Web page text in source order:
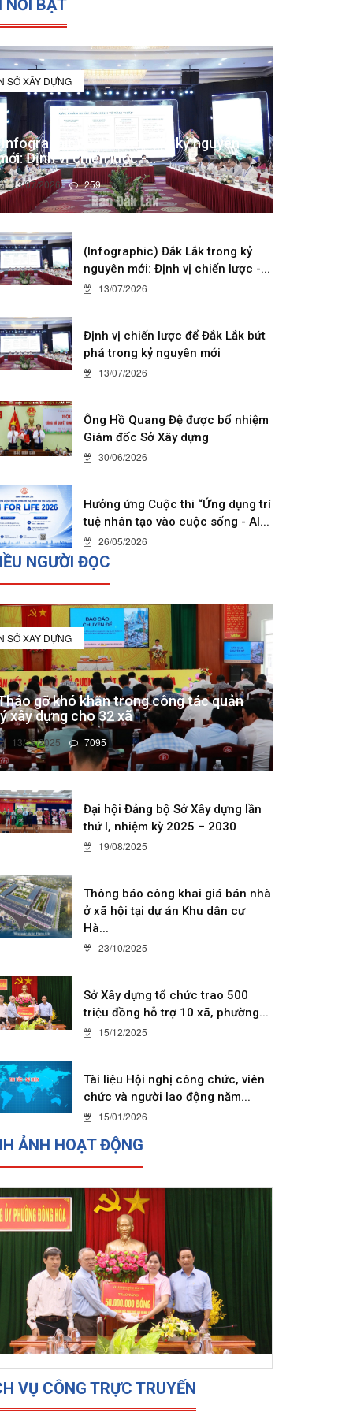
NỔI BẬT
SỞ XÂY DỰNG
Đắk Lắk trong kỷ nguyên
Định vị chiến lược -...
13/07/2026 259
(Infographic) Đắk Lắk trong kỷ
nguyên mới: Định vị chiến lược -...
13/07/2026
Định vị chiến lược để Đắk Lắk bứt
phá trong kỷ nguyên mới
13/07/2026
Ông Hồ Quang Đệ được bổ nhiệm
Giám đốc Sở Xây dựng
30/06/2026
Hưởng ứng Cuộc thi “Ứng dụng trí
tuệ nhân tạo vào cuộc sống - AI...
26/05/2026
NGƯỜI ĐỌC
SỞ XÂY DỰNG
gỡ khó khăn trong công tác quản
xây dựng cho 32 xã
13/10/2025 7095
Đại hội Đảng bộ Sở Xây dựng lần
thứ I, nhiệm kỳ 2025 – 2030
19/08/2025
Thông báo công khai giá bán nhà
ở xã hội tại dự án Khu dân cư
Hà...
23/10/2025
Sở Xây dựng tổ chức trao 500
triệu đồng hỗ trợ 10 xã, phường...
15/12/2025
Tài liệu Hội nghị công chức, viên
chức và người lao động năm...
15/01/2026
ẢNH HOẠT ĐỘNG